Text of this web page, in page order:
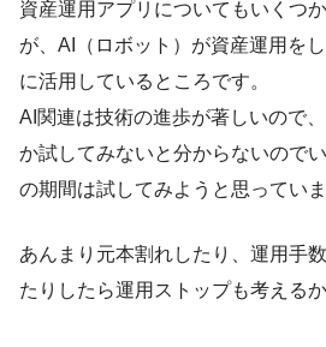
資産運用アプリについてもいくつ
が、AI（ロボット）が資産運用を
に活用しているところです。
AI関連は技術の進歩が著しいので
か試してみないと分からないので
の期間は試してみようと思っていま
あんまり元本割れしたり、運用手
たりしたら運用ストップも考える